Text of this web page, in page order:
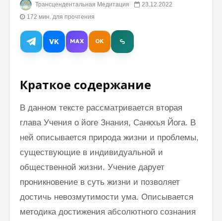
Трансцендентальная Медитация
23.12.2022
172 мин. для прочтения
VK MAX OK
Краткое содержание
В данном тексте рассматривается вторая
глава Учения о йоге Знания, Санкхья Йога. В
ней описывается природа жизни и проблемы,
существующие в индивидуальной и
общественной жизни. Учение дарует
проникновение в суть жизни и позволяет
достичь невозмутимости ума. Описывается
методика достижения абсолютного сознания
вселенная?
Гандхарва-Веда
Махариши:
слушать онлайн
медитация
жизни и
творчестве
Как говорить
Почему